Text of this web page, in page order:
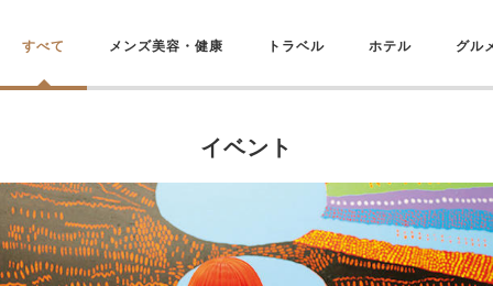
すべて メンズ美容・健康 トラベル ホテル グル
イベント
LIFESTYLE
ABOUT SITE
サイトマップ